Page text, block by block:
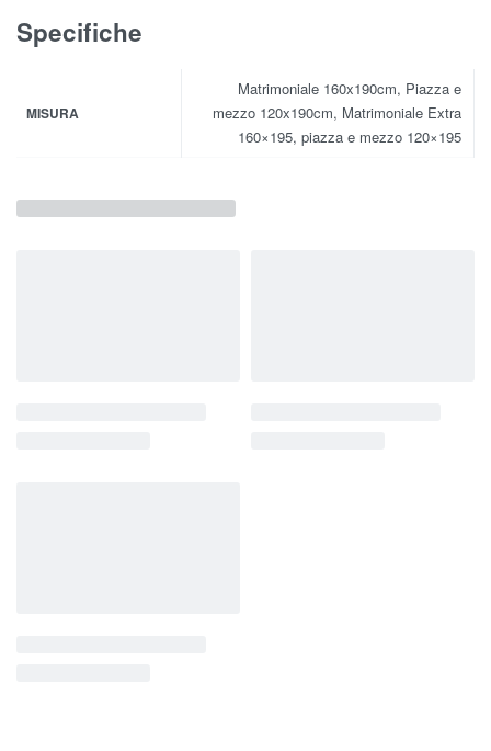
Specifiche
MISURA
Matrimoniale 160x190cm, Piazza e
mezzo 120x190cm, Matrimoniale Extra
160×195, piazza e mezzo 120×195